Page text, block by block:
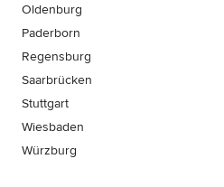
Oldenburg
Paderborn
Regensburg
Saarbrücken
Stuttgart
Wiesbaden
Würzburg